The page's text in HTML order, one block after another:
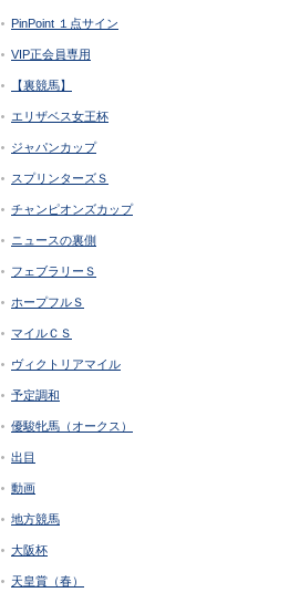
PinPoint １点サイン
VIP正会員専用
【裏競馬】
エリザベス女王杯
ジャパンカップ
スプリンターズＳ
チャンピオンズカップ
ニュースの裏側
フェブラリーＳ
ホープフルＳ
マイルＣＳ
ヴィクトリアマイル
予定調和
優駿牝馬（オークス）
出目
動画
地方競馬
大阪杯
天皇賞（春）